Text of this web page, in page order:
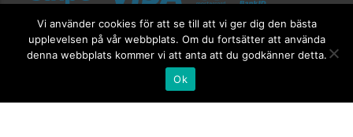
Vi använder cookies för att se till att vi ger dig den bästa
upplevelsen på vår webbplats. Om du fortsätter att använda
denna webbplats kommer vi att anta att du godkänner detta.
Ok